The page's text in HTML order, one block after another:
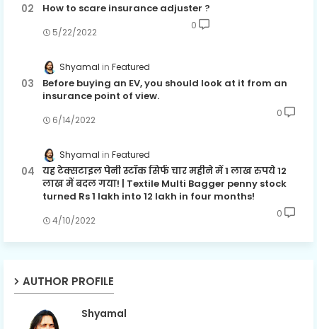
How to scare insurance adjuster ?
5/22/2022
0
Shyamal Featured
Before buying an EV, you should look at it from an
insurance point of view.
6/14/2022
0
Shyamal Featured
यह टेक्सटाइल पेनी स्टॉक सिर्फ चार महीने में 1 लाख रुपये 12
लाख में बदल गया! | Textile Multi Bagger penny stock
turned Rs 1 lakh into 12 lakh in four months!
4/10/2022
0
AUTHOR PROFILE
Shyamal